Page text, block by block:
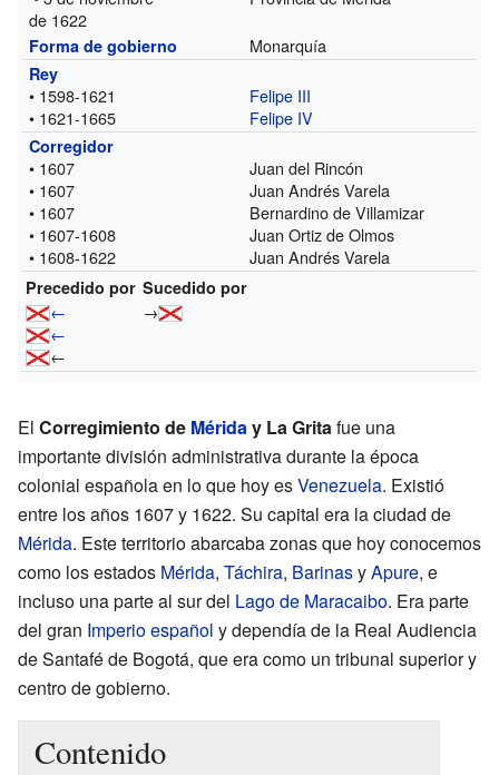
de 1622
Forma de gobierno Monarquía
Rey
• 1598-1621
• 1621-1665
Felipe III
Felipe IV
Corregidor
• 1607
• 1607
• 1607
• 1607-1608
• 1608-1622
Juan del Rincón
Juan Andrés Varela
Bernardino de Villamizar
Juan Ortiz de Olmos
Juan Andrés Varela
Precedido por Sucedido por
←
←
←
→
El Corregimiento de Mériday La Gritafue una
importante división administrativa durante la época
colonial española en lo que hoy esVenezuela. Existió
entre los años 1607 y 1622. Su capital era la ciudad de
Mérida. Este territorio abarcaba zonas que hoy conocemos
como los estados Mérida, Táchira, BarinasyApure, e
incluso una parte al sur del Lago de Maracaibo. Era parte
del gran Imperio español y dependía de la Real Audiencia
de Santafé de Bogotá, que era como un tribunal superior y
centro de gobierno.
Contenido